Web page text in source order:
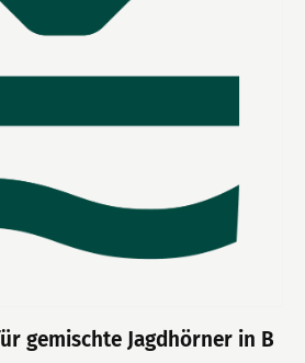
gemischte Jagdhörner in B